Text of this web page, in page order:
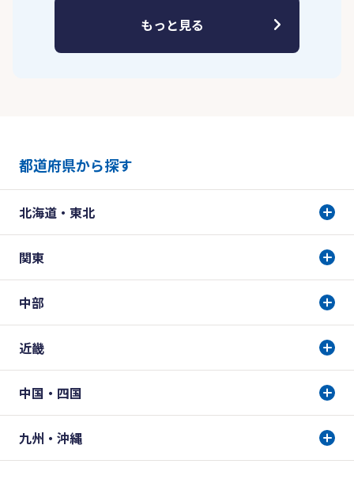
もっと見る
都道府県から探す
北海道・東北
関東
中部
近畿
中国・四国
九州・沖縄